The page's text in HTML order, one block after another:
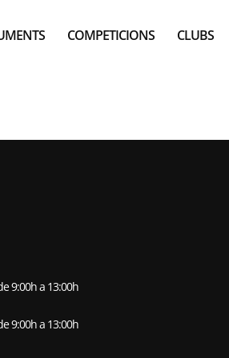
COMPETICIONS CLUBS
9:00h a 13:00h
9:00h a 13:00h